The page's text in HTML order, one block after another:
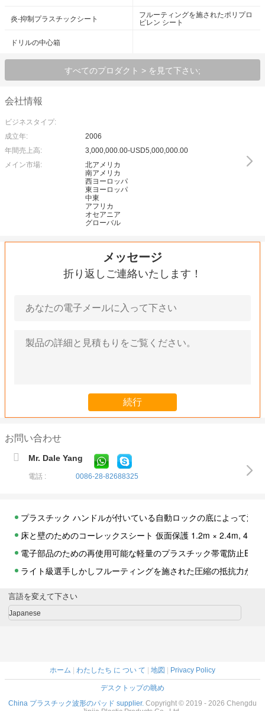
炎-抑制プラスチックシート フルーティングを施されたポリプロ
ピレン シート
ドリルの中心箱
すべてのプロダクト > を見て下さい;
会社情報
ビジネスタイプ:
成立年:
2006
年間売上高:
3,000,000.00-USD5,000,000.00
メイン市場:
北アメリカ
南アメリカ
西ヨーロッパ
東ヨーロッパ
中東
アフリカ
オセアニア
グローバル
メッセージ
折り返しご連絡いたします！
お問い合わせ
Mr. Dale Yang
電話 : 0086-28-82688325
プラスチック ハンドルが付いている自動ロックの底によって波
床と壁のためのコーレックスシート 仮面保護 1.2m × 2.4m, 4 " ×
電子部品のための再使用可能な軽量のプラスチック帯電防止ESD
ライト級選手しかしフルーティングを施された圧縮の抵抗力が
Templatingのカウンタートップのための明確で堅いフルーティ
野菜を運ぶための空気循環の穴が付いている折りたたみプラスチ
プラスチック ディバイダーが付いているカスタマイズされた波
多目的の適用のためのフルーティングを施されたプラスチック
言語を変えて下さい
Japanese
ホーム | わたしたち に つい て | 地図 | Privacy Policy
デスクトップの眺め
China プラスチック波形のパッド supplier. Copyright © 2019 - 2026 Chengdu